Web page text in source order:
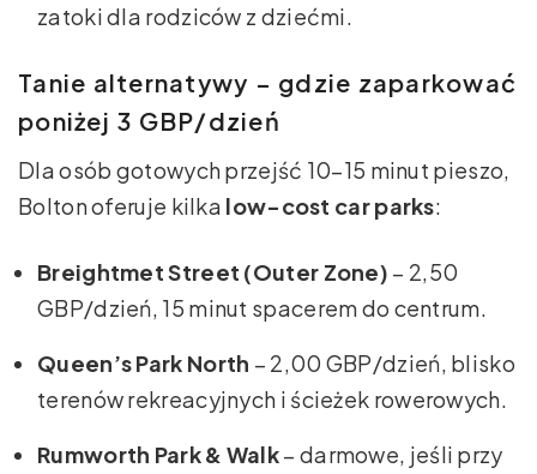
zatoki dla rodziców z dziećmi.
Tanie alternatywy – gdzie zaparkować
poniżej 3 GBP/dzień
Dla osób gotowych przejść 10–15 minut pieszo,
Bolton oferuje kilka low-cost car parks:
Breightmet Street (Outer Zone) – 2,50
GBP/dzień, 15 minut spacerem do centrum.
Queen’s Park North – 2,00 GBP/dzień, blisko
terenów rekreacyjnych i ścieżek rowerowych.
Rumworth Park & Walk– darmowe, jeśli przy